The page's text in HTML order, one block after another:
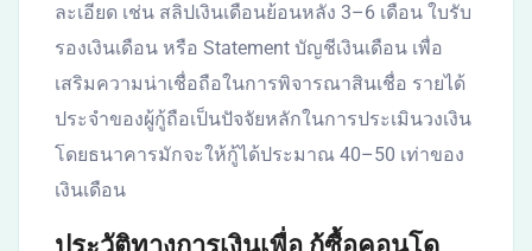
ละเอียด เช่น สลิปเงินเดือนย้อนหลัง 3–6 เดือน ใบรับ
รองเงินเดือน หรือ Statement บัญชีเงินเดือน เพื่อ
เสริมความน่าเชื่อถือในการพิจารณาสินเชื่อ รายได้
ประจำของผู้กู้ถือเป็นปัจจัยหลักในการประเมินวงเงิน
โดยธนาคารมักจะให้กู้ได้ประมาณ 40–50 เท่าของ
เงินเดือน